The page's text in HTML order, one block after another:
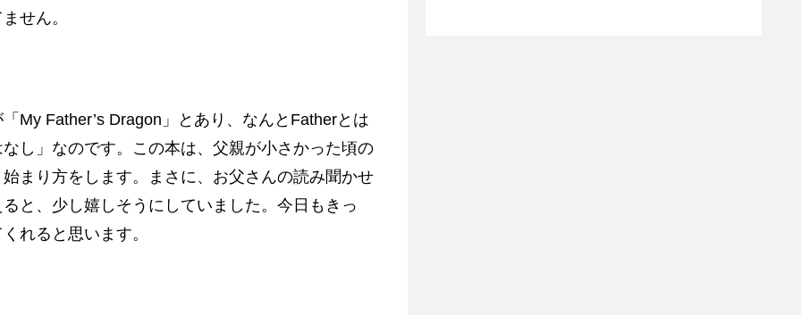
せん。
My Father’s Dragon」とあり、なんとFatherとは
し」なのです。この本は、父親が小さかった頃の
まり方をします。まさに、お父さんの読み聞かせ
と、少し嬉しそうにしていました。今日もきっ
れると思います。